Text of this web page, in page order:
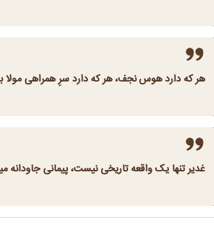
هر که دارد هوس نجف، هر که دارد سرِ همراهی مولا
غدیر تنها یک واقعه تاریخی نیست، پیمانی